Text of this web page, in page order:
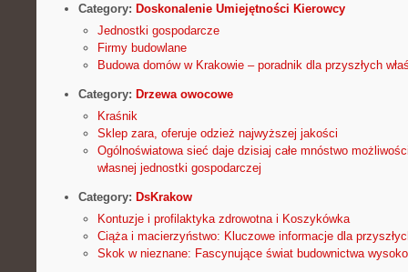
Category: Doskonalenie Umiejętności Kierowcy
Jednostki gospodarcze
Firmy budowlane
Budowa domów w Krakowie – poradnik dla przyszłych
Category: Drzewa owocowe
Kraśnik
Sklep zara, oferuje odzież najwyższej jakości
Ogólnoświatowa sieć daje dzisiaj całe mnóstwo
własnej jednostki gospodarczej
Category: DsKrakow
Kontuzje i profilaktyka zdrowotna i Koszykówka
Ciąża i macierzyństwo: Kluczowe informacje dla
Skok w nieznane: Fascynujące świat budownictwa